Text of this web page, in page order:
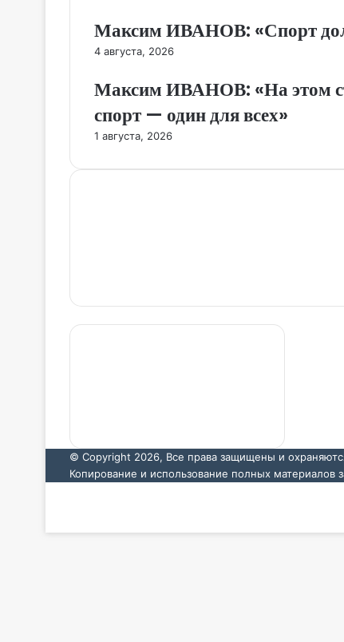
Максим ИВАНОВ: «Спорт
4 августа, 2026
Максим ИВАНОВ: «На этом
спорт — один для всех»
1 августа, 2026
© Copyright 2026, Все права защищены и
Копирование и использование полных материалов